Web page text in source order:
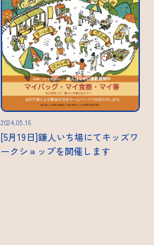
2024.05.16
[5月19日]鎌人いち場にてキッズワ
ークショップを開催します